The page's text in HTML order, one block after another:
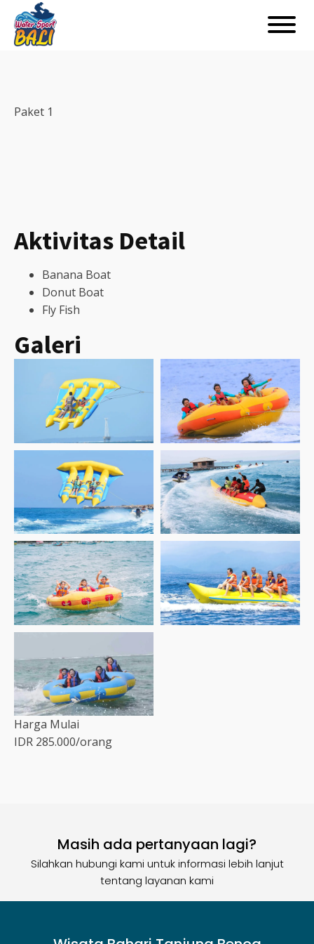
Paket 1
Aktivitas Detail
Banana Boat
Donut Boat
Fly Fish
Galeri
Harga Mulai
IDR 285.000/orang
Masih ada pertanyaan lagi?
Silahkan hubungi kami untuk informasi lebih lanjut
tentang layanan kami